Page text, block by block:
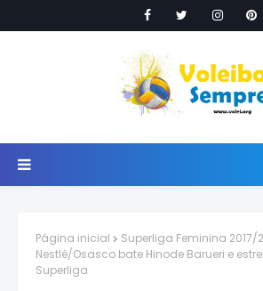
Página inicial Superliga Feminina 2017/
Nestlé/Osasco bate Hinode Barueri e
Superliga